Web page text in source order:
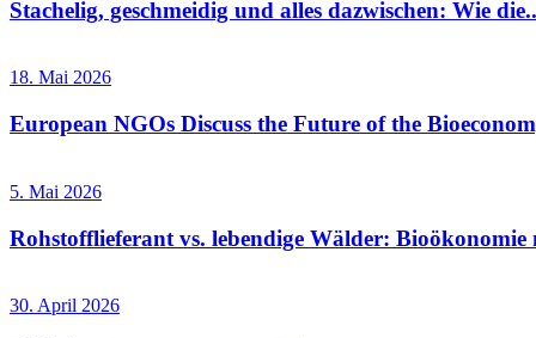
Stachelig, geschmeidig und alles dazwischen: Wie
18. Mai 2026
European NGOs Discuss the Future of the
5. Mai 2026
Rohstofflieferant vs. lebendige Wälder: Bioökonomie
30. April 2026